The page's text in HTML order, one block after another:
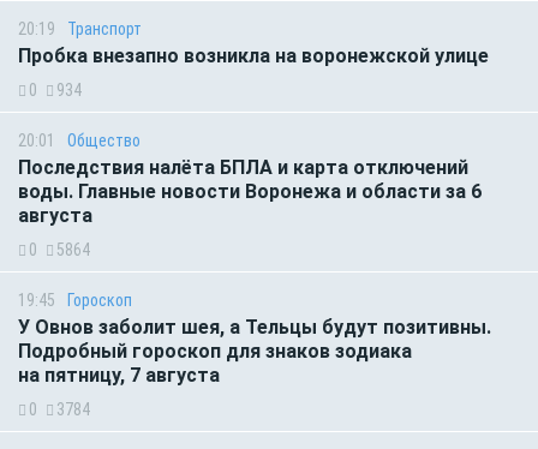
20:19 Транспорт
Пробка внезапно возникла на воронежской улице
0 934
20:01 Общество
Последствия налёта БПЛА и карта отключений
воды. Главные новости Воронежа и области за 6
августа
0 5864
19:45 Гороскоп
У Овнов заболит шея, а Тельцы будут позитивны.
Подробный гороскоп для знаков зодиака
на пятницу, 7 августа
0 3784